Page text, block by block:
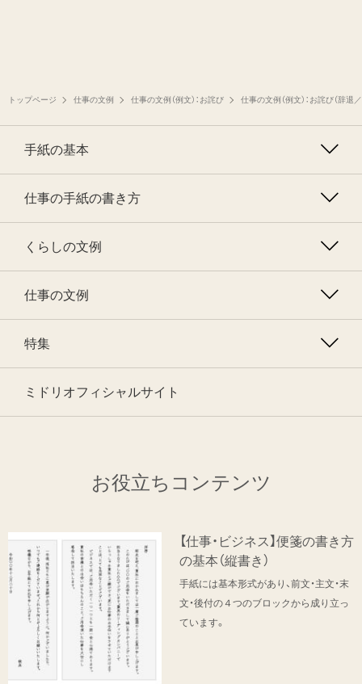
トップページ 仕事の文例 仕事の文例（例文）：お詫び 仕事の文例（例文）：お詫び（辞退
手紙の基本
仕事の手紙の書き方
くらしの文例
仕事の文例
特集
ミドリオフィシャルサイト
お役立ちコンテンツ
【仕事・ビジネス】便箋の書き方
の基本（縦書き）
手紙には基本形式があり、前文・主文・末
文・後付の４つのブロックから成り立っ
ています。